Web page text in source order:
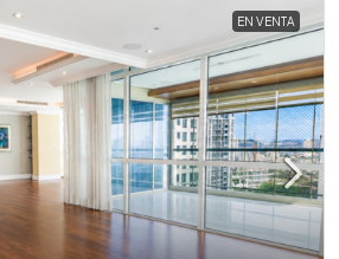
EN VENTA